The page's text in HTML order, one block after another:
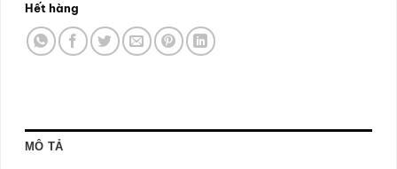
Hết hàng
MÔ TẢ